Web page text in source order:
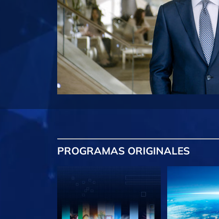
PROGRAMAS ORIGINALES